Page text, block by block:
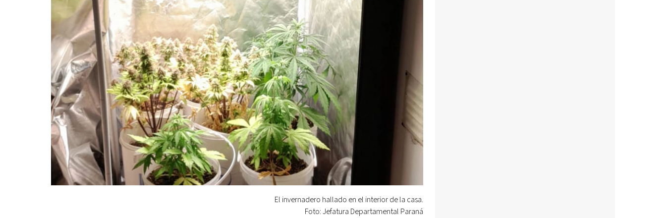
El invernadero hallado en el interior de la casa.
Foto: Jefatura Departamental Paraná